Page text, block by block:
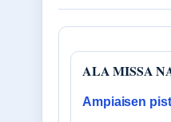
ALA MISSA
Ampiaisen